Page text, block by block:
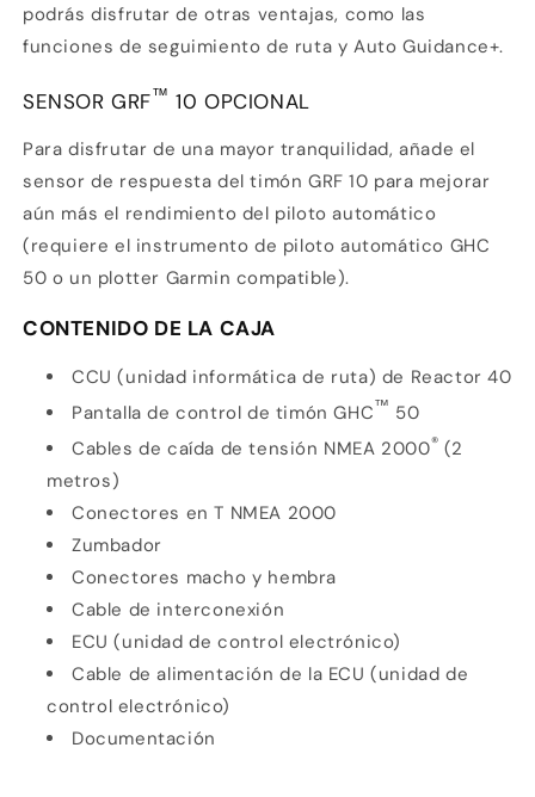
podrás disfrutar de otras ventajas, como las
funciones de seguimiento de ruta y Auto Guidance+.
SENSOR GRF™ 10 OPCIONAL
Para disfrutar de una mayor tranquilidad, añade el
sensor de respuesta del timón GRF 10 para mejorar
aún más el rendimiento del piloto automático
(requiere el instrumento de piloto automático GHC
50 o un plotter Garmin compatible).
CONTENIDO DE LA CAJA
CCU (unidad informática de ruta) de Reactor 40
Pantalla de control de timón GHC™ 50
Cables de caída de tensión NMEA 2000® (2
metros)
Conectores en T NMEA 2000
Zumbador
Conectores macho y hembra
Cable de interconexión
ECU (unidad de control electrónico)
Cable de alimentación de la ECU (unidad de
control electrónico)
Documentación